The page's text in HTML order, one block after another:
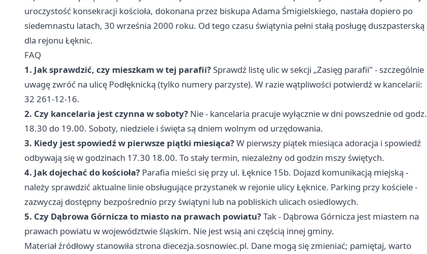
uroczystość konsekracji kościoła, dokonana przez biskupa Adama Śmigielskiego, nastała dopiero po
siedemnastu latach, 30 września 2000 roku. Od tego czasu świątynia pełni stałą posługę duszpasterską
dla rejonu Łęknic.
FAQ
1. Jak sprawdzić, czy mieszkam w tej parafii?Sprawdź listę ulic w sekcji „Zasięg parafii" - szczególnie
uwagę zwróć na ulicę Podłęknicką (tylko numery parzyste). W razie wątpliwości potwierdź w kancelarii:
32 261-12-16.
2. Czy kancelaria jest czynna w soboty? Nie - kancelaria pracuje wyłącznie w dni powszednie od godz.
18.30 do 19.00. Soboty, niedziele i święta są dniem wolnym od urzędowania.
3. Kiedy jest spowiedź w pierwsze piątki miesiąca?W pierwszy piątek miesiąca adoracja i spowiedź
odbywają się w godzinach 17.30 18.00. To stały termin, niezależny od godzin mszy świętych.
4. Jak dojechać do kościoła? Parafia mieści się przy ul. Łęknice 15b. Dojazd komunikacją miejską -
należy sprawdzić aktualne linie obsługujące przystanek w rejonie ulicy Łęknice. Parking przy kościele -
zazwyczaj dostępny bezpośrednio przy świątyni lub na pobliskich ulicach osiedlowych.
5. Czy Dąbrowa Górnicza to miasto na prawach powiatu?Tak - Dąbrowa Górnicza jest miastem na
prawach powiatu w województwie śląskim. Nie jest wsią ani częścią innej gminy.
Materiał źródłowy stanowiła strona diecezja.sosnowiec.pl. Dane mogą się zmieniać; pamiętaj, warto